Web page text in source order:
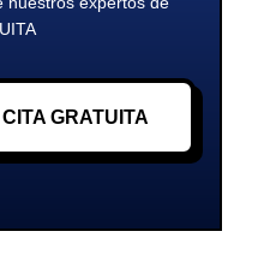
GRATUITA